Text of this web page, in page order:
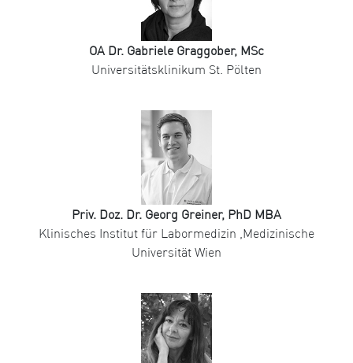
OA Dr. Gabriele Graggober, MSc
Universitätsklinikum St. Pölten
Priv. Doz. Dr. Georg Greiner, PhD MBA
Klinisches Institut für Labormedizin ,Medizinische
Universität Wien